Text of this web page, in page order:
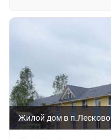
Жилой дом в п.Лесково